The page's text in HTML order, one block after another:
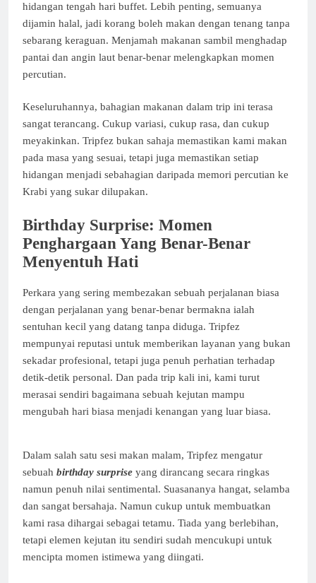
hidangan tengah hari buffet. Lebih penting, semuanya
dijamin halal, jadi korang boleh makan dengan tenang tanpa
sebarang keraguan. Menjamah makanan sambil menghadap
pantai dan angin laut benar-benar melengkapkan momen
percutian.
Keseluruhannya, bahagian makanan dalam trip ini terasa
sangat terancang. Cukup variasi, cukup rasa, dan cukup
meyakinkan. Tripfez bukan sahaja memastikan kami makan
pada masa yang sesuai, tetapi juga memastikan setiap
hidangan menjadi sebahagian daripada memori percutian ke
Krabi yang sukar dilupakan.
Birthday Surprise: Momen
Penghargaan Yang Benar-Benar
Menyentuh Hati
Perkara yang sering membezakan sebuah perjalanan biasa
dengan perjalanan yang benar-benar bermakna ialah
sentuhan kecil yang datang tanpa diduga. Tripfez
mempunyai reputasi untuk memberikan layanan yang bukan
sekadar profesional, tetapi juga penuh perhatian terhadap
detik-detik personal. Dan pada trip kali ini, kami turut
merasai sendiri bagaimana sebuah kejutan mampu
mengubah hari biasa menjadi kenangan yang luar biasa.
Dalam salah satu sesi makan malam, Tripfez mengatur
sebuah birthday surprise yang dirancang secara ringkas
namun penuh nilai sentimental. Suasananya hangat, selamba
dan sangat bersahaja. Namun cukup untuk membuatkan
kami rasa dihargai sebagai tetamu. Tiada yang berlebihan,
tetapi elemen kejutan itu sendiri sudah mencukupi untuk
mencipta momen istimewa yang diingati.